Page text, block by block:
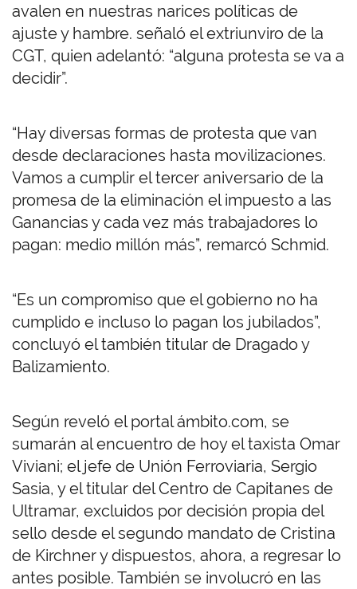
avalen en nuestras narices políticas de
ajuste y hambre. señaló el extriunviro de la
CGT, quien adelantó: “alguna protesta se va a
decidir”.
“Hay diversas formas de protesta que van
desde declaraciones hasta movilizaciones.
Vamos a cumplir el tercer aniversario de la
promesa de la eliminación el impuesto a las
Ganancias y cada vez más trabajadores lo
pagan: medio millón más”, remarcó Schmid.
“Es un compromiso que el gobierno no ha
cumplido e incluso lo pagan los jubilados”,
concluyó el también titular de Dragado y
Balizamiento.
Según reveló el portal ámbito.com, se
sumarán al encuentro de hoy el taxista Omar
Viviani; el jefe de Unión Ferroviaria, Sergio
Sasia, y el titular del Centro de Capitanes de
Ultramar, excluidos por decisión propia del
sello desde el segundo mandato de Cristina
de Kirchner y dispuestos, ahora, a regresar lo
antes posible. También se involucró en las